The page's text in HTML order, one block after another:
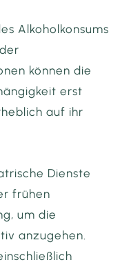
Alkoholkonsums
können die
erst
auf ihr
Dienste
frühen
um die
anzugehen.